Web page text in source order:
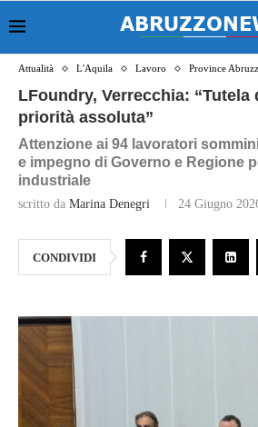
Attualità L'Aquila Lavoro Province
LFoundry, Verrecchia: “Tutela
priorità assoluta”
Attenzione ai 94 lavoratori
e impegno di Governo e Regione
industriale
scritto da Marina Denegri 24 Giugno
CONDIVIDI